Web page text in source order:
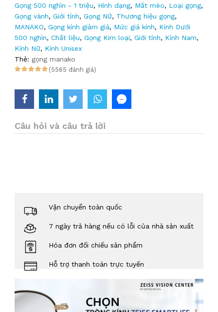
Gọng 500 nghìn - 1 triệu, Hình dạng, Mắt mèo, Loại gọng,
Gọng vành, Giới tính, Gọng Nữ, Thương hiệu gọng,
MANAKO, Gọng kính giảm giá, Mức giá kính, Kính Dưới
500 nghìn, Chất liệu, Gọng Kim loại, Giới tính, Kính Nam,
Kính Nữ, Kính Unisex
Thẻ: gọng manako
(5565 đánh giá)
Câu hỏi và câu trả lời
Vận chuyển toàn quốc
7 ngày trả hàng nếu có lỗi của nhà sản xuất
Hóa đơn đối chiếu sản phẩm
Hỗ trợ thanh toán trực tuyến